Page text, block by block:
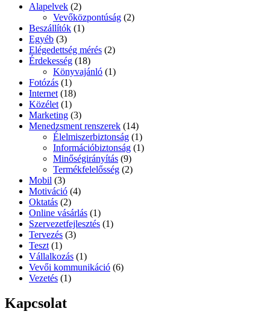
Alapelvek (2)
Vevőközpontúság (2)
Beszállítók (1)
Egyéb (3)
Elégedettség mérés (2)
Érdekesség (18)
Könyvajánló (1)
Fotózás (1)
Internet (18)
Közélet (1)
Marketing (3)
Menedzsment renszerek (14)
Élelmiszerbiztonság (1)
Információbiztonság (1)
Minőségirányítás (9)
Termékfelelősség (2)
Mobil (3)
Motiváció (4)
Oktatás (2)
Online vásárlás (1)
Szervezetfejlesztés (1)
Tervezés (3)
Teszt (1)
Vállalkozás (1)
Vevői kommunikáció (6)
Vezetés (1)
Kapcsolat